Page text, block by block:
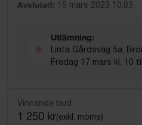
Avslutad: 15 mars 2023 10:03
Utlämning:
Linta Gårdsväg 5a,
Fredag 17 mars kl. 10
Vinnande bud
1 250 kr(exkl. moms)